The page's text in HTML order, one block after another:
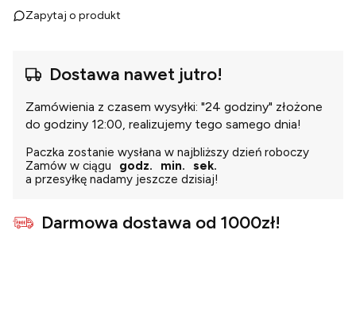
Zapytaj o produkt
Dostawa nawet jutro!
Zamówienia z czasem wysyłki: "24 godziny" złożone
do godziny 12:00, realizujemy tego samego dnia!
Paczka zostanie wysłana w najbliższy dzień roboczy
Zamów w ciągu
godz. min.
sek.
a przesyłkę nadamy jeszcze dzisiaj!
Darmowa dostawa od 1000zł!